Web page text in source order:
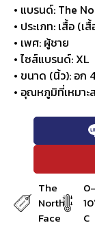
• แบรนด์: The
• ประเภท: เสื้อ (เ
• เพศ: ผู้ชาย
• ไซส์แบรนด์: XL
• ขนาด (นิ้ว): อก
• อุณหภูมิที่เหมาะ
The
North
Face
0-
C